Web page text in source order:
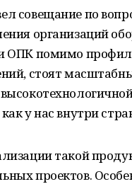
совещание по
организаций
ОПК помимо
стоят
у нас внутри
такой
проектов.